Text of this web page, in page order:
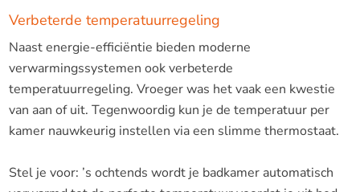
Verbeterde temperatuurregeling
Naast energie-efficiëntie bieden moderne
verwarmingssystemen ook verbeterde
temperatuurregeling. Vroeger was het vaak een kwestie
van aan of uit. Tegenwoordig kun je de temperatuur per
kamer nauwkeurig instellen via een slimme thermostaat.
Stel je voor: ’s ochtends wordt je badkamer automatisch